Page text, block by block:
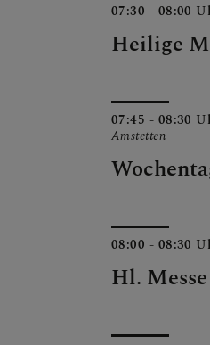
07:30 - 08:00
Heilige
07:45 - 08:30
Amstetten
08:00 - 08:30
Hl. Messe